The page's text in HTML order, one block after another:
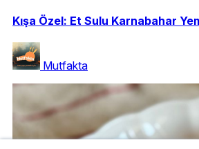
Kışa Özel: Et Sulu Karnabahar
Mutfakta